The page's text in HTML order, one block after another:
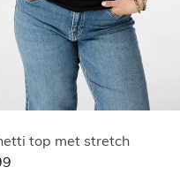
top met stretch